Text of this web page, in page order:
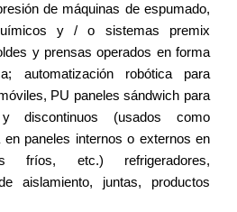
de máquinas de espumado,
y / o sistemas premix
y prensas operados en forma
automatización robótica para
PU paneles sándwich para
discontinuos (usados como
paneles internos o externos en
fríos, etc.) refrigeradores,
aislamiento, juntas, productos